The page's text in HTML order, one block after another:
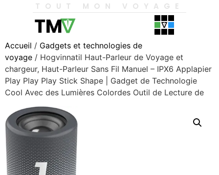
TOUT MON VOYAGE
Accueil / Gadgets et technologies de
voyage / Hogvinnatil Haut-Parleur de Voyage et
chargeur, Haut-Parleur Sans Fil Manuel – IPX6 Applapier
Play Play Play Stick Shape | Gadget de Technologie
Cool Avec des Lumières Colordes Outil de Lecture de